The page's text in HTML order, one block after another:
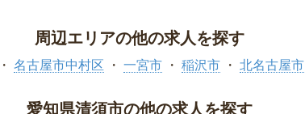
周辺エリアの他の求人を探す
名古屋市中村区 一宮市 稲沢市 北名古屋市
愛知県清須市の他の求人を探す